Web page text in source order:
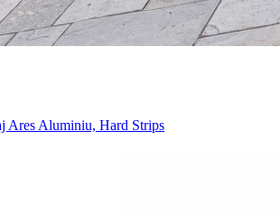
Ares Aluminiu, Hard Strips